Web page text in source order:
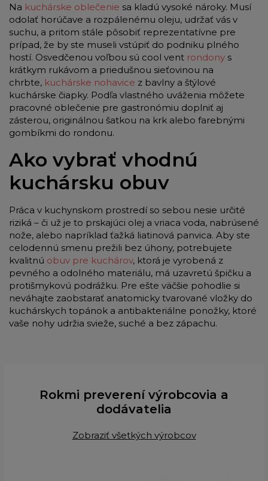
Na kuchárske oblečenie sa kladú vysoké nároky. Musí
odolať horúčave a rozpálenému oleju, udržať vás v
suchu, a pritom stále pôsobiť reprezentatívne pre
prípad, že by ste museli vstúpiť do podniku plného
hostí. Osvedčenou voľbou sú cool vent rondony s
krátkym rukávom a priedušnou sieťovinou na
chrbte, kuchárske nohavice z bavlny a štýlové
kuchárske čiapky. Podľa vlastného uváženia môžete
pracovné oblečenie pre gastronómiu doplniť aj
zásterou, originálnou šatkou na krk alebo farebnými
gombíkmi do rondonu.
Ako vybrať vhodnú
kuchársku obuv
Práca v kuchynskom prostredí so sebou nesie určité
riziká – či už je to prskajúci olej a vriaca voda, nabrúsené
nože, alebo napríklad ťažká liatinová panvica. Aby ste
celodennú smenu prežili bez úhony, potrebujete
kvalitnú obuv pre kuchárov, ktorá je vyrobená z
pevného a odolného materiálu, má uzavretú špičku a
protišmykovú podrážku. Pre ešte väčšie pohodlie si
neváhajte zaobstarať anatomicky tvarované vložky do
kuchárskych topánok a antibakteriálne ponožky, ktoré
vaše nohy udržia svieže, suché a bez zápachu.
Rokmi preverení výrobcovia a
dodávatelia
Zobraziť všetkých výrobcov